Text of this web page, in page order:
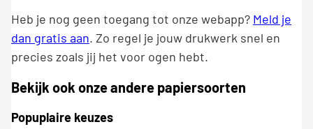
Heb je nog geen toegang tot onze webapp? Meld je
dan gratis aan. Zo regel je jouw drukwerk snel en
precies zoals jij het voor ogen hebt.
Bekijk ook onze andere papiersoorten
Popuplaire keuzes